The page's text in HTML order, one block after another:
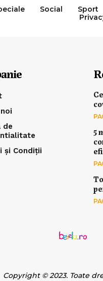
Social Sport
de
și Condiții
5
Copyright © 2023. Toate